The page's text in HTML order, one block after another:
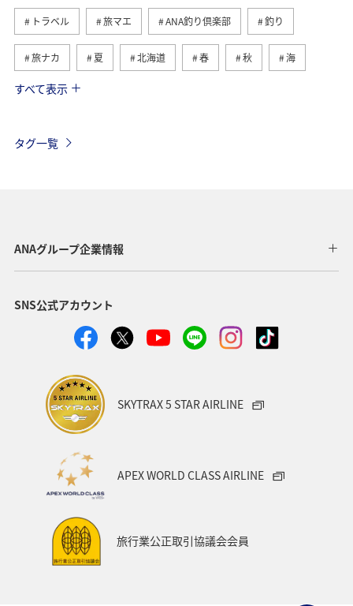
トラベル 旅マエ ANA釣り倶楽部 釣り
旅ナカ 夏 北海道 春 秋 海
川 グルメ
ヤマメ 福岡県 ワカサギ トラウト
静岡県 鹿児島県
アオリイカ 宮崎県 マダイ 大分県
イワナ 秋田県
群馬県 マイルを貯める
和歌山県
千葉県 アマゴ
岐阜県 ワーケーション
ANAのふるさと納税
京都府
すべて表示
タグ一覧
ANAグループ企業情報
SNS公式アカウント
SKYTRAX 5 STAR AIRLINE
APEX WORLD CLASS AIRLINE
旅行業公正取引協議会会員